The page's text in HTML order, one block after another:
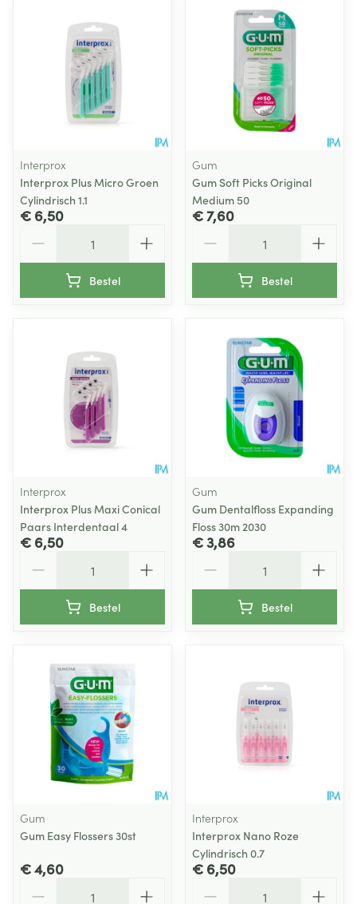
Interprox
Interprox Plus Micro Groen
Cylindrisch 1.1
€ 6,50
Bestel
Gum
Gum Soft Picks Original
Medium 50
€ 7,60
Bestel
Interprox
Interprox Plus Maxi Conical
Paars Interdentaal 4
€ 6,50
Bestel
Gum
Gum Dentalfloss Expanding
Floss 30m 2030
€ 3,86
Bestel
Gum
Gum Easy Flossers 30st
€ 4,60
Interprox
Interprox Nano Roze
Cylindrisch 0.7
€ 6,50